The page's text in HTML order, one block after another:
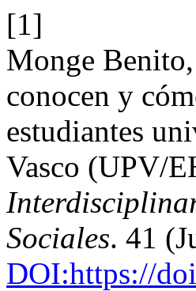
[1]
Monge
conocen y
estudiantes
Vasco (UPV/
Sociales. 41
DOI:https://